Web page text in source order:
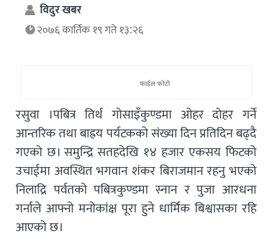
विदुर खबर
२०७६ कार्तिक १९ गते १३:२६
फाईल फोटो
रसुवा ।पबित्र तिर्थ गोसाइँकुण्डमा ओहर दोहर गर्ने
आन्तरिक तथा बाह्रय पर्यटकको संख्या दिन प्रतिदिन बढ्दै
गएको छ। समुन्द्रि सतहदेखि १४ हजार एकसय फिटको
उचाईमा अवस्थित भगवान शंकर बिराजमान रहनु भएको
निलाद्रि पर्वतको पबित्रकुण्डमा स्नान र पुजा आरधना
गर्नाले आफ्नो मनोकांक्ष पूरा हुने धार्मिक बिश्वासका रहि
आएको छ।